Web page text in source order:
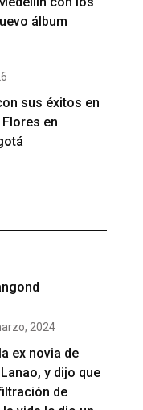
álbum
sus éxitos en
en
2024
ex novia de
y dijo que
de